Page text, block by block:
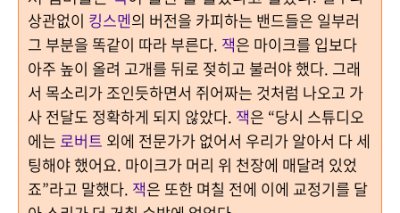
상관없이 킹스멘의 버전을 카피하는 밴드들은 일부러
그 부분을 똑같이 따라 부른다. 잭은 마이크를 입보다
아주 높이 올려 고개를 뒤로 젖히고 불러야 했다. 그래
서 목소리가 조인듯하면서 쥐어짜는 것처럼 나오고 가
사 전달도 정확하게 되지 않았다. 잭은 “당시 스튜디오
에는 로버트 외에 전문가가 없어서 우리가 알아서 다 세
팅해야 했어요. 마이크가 머리 위 천장에 매달려 있었
죠”라고 말했다. 잭은 또한 며칠 전에 이에 교정기를 달